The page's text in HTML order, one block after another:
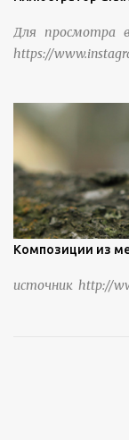
Для просмотра
https://
Композиции из
источник http://